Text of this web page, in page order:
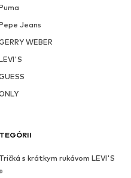
Jeans
WEBER
Tričká s krátkym rukávom LEVI'S